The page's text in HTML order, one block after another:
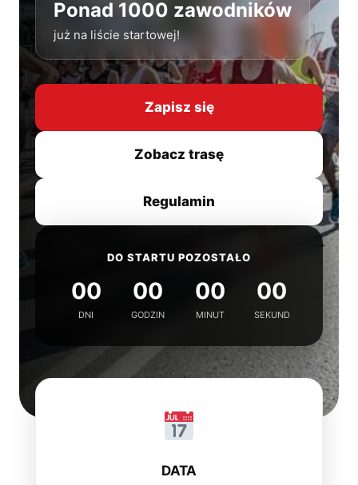
Ponad 1000 zawodników
już na liście startowej!
Zapisz się
Zobacz trasę
Regulamin
DO STARTU POZOSTAŁO
00
DNI
00
GODZIN
00
MINUT
00
SEKUND
DATA